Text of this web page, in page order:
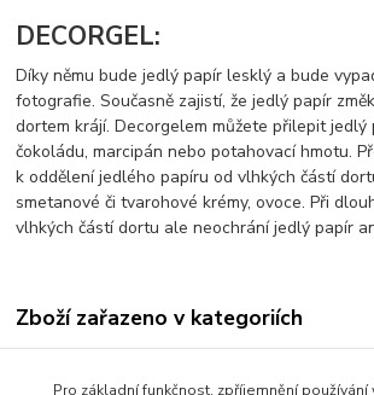
DECORGEL:
Díky němu bude jedlý papír lesklý a bude
fotografie. Současně zajistí, že jedlý papír
dortem krájí. Decorgelem můžete přilepit jedlý
čokoládu, marcipán nebo potahovací hmotu.
k oddělení jedlého papíru od vlhkých částí
smetanové či tvarohové krémy, ovoce. Při
vlhkých částí dortu ale neochrání jedlý papír
Zboží zařazeno v kategoriích
Pro základní funkčnost, zpříjemnění používání